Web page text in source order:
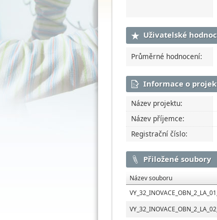
Uživatelské
Průměrné hodnocení:
Informace o
Název projektu:
Název příjemce:
Registrační číslo:
Přiložené soubory
Název souboru